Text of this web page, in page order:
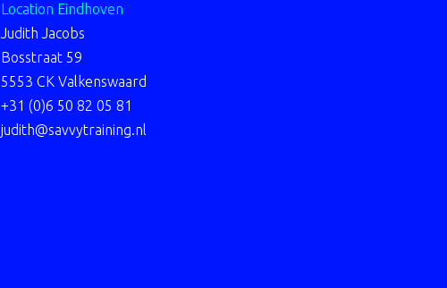
Location Eindhoven
Judith Jacobs
Bosstraat 59
5553 CK Valkenswaard
+31 (0)6 50 82 05 81
judith@savvytraining.nl